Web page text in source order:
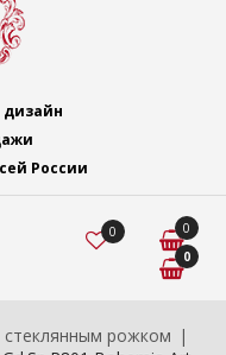
России
0
0
0
стеклянным рожком